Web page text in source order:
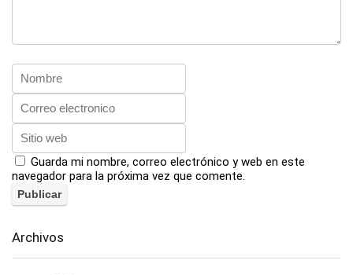
Guarda mi nombre, correo electrónico y web en este
navegador para la próxima vez que comente.
Archivos